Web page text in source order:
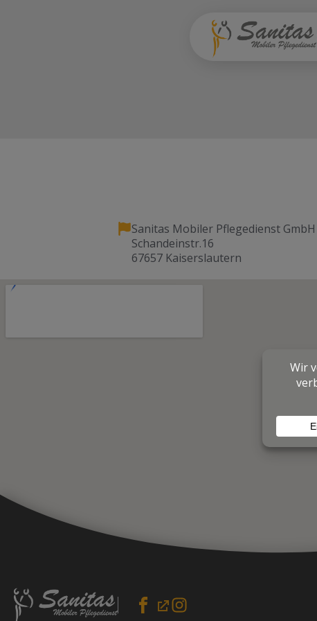
Sanitas Mobiler Pflegedienst GmbH
Schandeinstr.16
67657 Kaiserslautern